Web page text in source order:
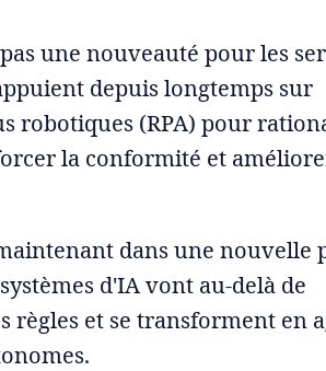
une nouveauté pour les
depuis longtemps sur
robotiques (RPA) pour
la conformité et
dans une nouvelle
d'IA vont au-delà de
règles et se transforment en